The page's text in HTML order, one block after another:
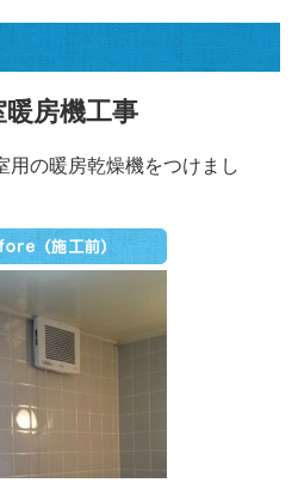
房機工事
用の暖房乾燥機をつけまし